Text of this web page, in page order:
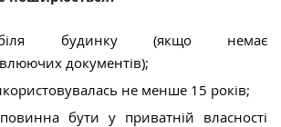
будинку (якщо немає
документів);
не менше 15 років;
бути у приватній власності